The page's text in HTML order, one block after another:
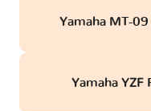
Yamaha MT-
Yamaha